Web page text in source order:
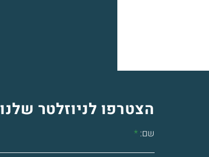
הצטרפו לניוזלטר שלנו
שם: